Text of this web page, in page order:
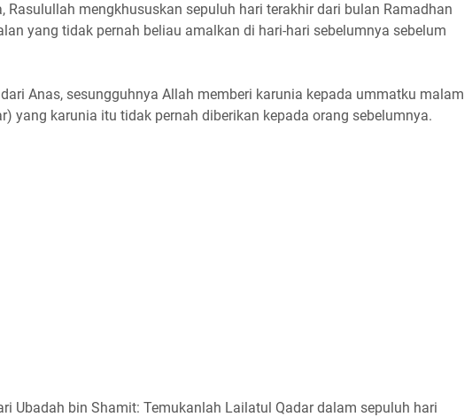
Rasulullah mengkhususkan sepuluh hari terakhir dari bulan Ramadhan
yang tidak pernah beliau amalkan di hari-hari sebelumnya sebelum
Anas, sesungguhnya Allah memberi karunia kepada ummatku malam
yang karunia itu tidak pernah diberikan kepada orang sebelumnya.
Ubadah bin Shamit: Temukanlah Lailatul Qadar dalam sepuluh hari